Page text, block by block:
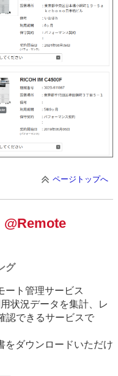
ページトップへ
@Remote
グ
ート管理サービス
状況データを集計、レ
認できるサービスで
をダウンロードいただけ